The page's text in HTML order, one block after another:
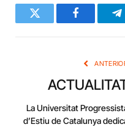
Twitter Facebook
La Universitat
d’Estiu de Catalunya